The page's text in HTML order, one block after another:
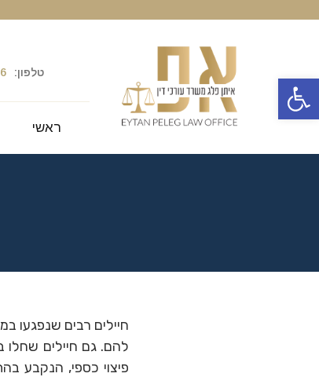
פתח סרגל נגישות טלפון:
ראשי
חיילים רבים שנפגעו
להם. גם חיילים
פיצוי כספי, הנקבע